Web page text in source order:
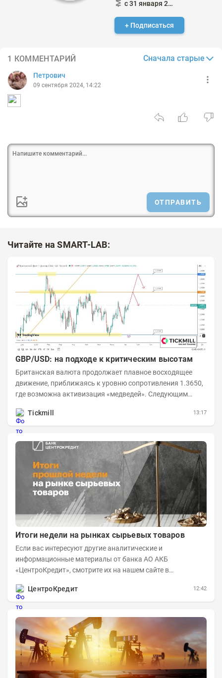
с 31 января 2015
+ Подписаться
1 КОММЕНТАРИЙ Сначала старые
Петрович
09 сентября 2024, 14:22
ОТПРАВИТЬ
Читайте на SMART-LAB:
GBP/USD: на подходе к критическим высотам
Британская валюта продолжает плавное восходящее
движение, приближаясь к уровню сопротивления 1.3650,
где возможна активизация «медведей». Следующим
Tickmill
13:17
Итоги недели на рынках сырьевых товаров
Если вас интересуют другие аналитические и
информационные материалы от банка АО АКБ
«ЦентроКредит», смотрите их на нашем сайте в
ЦентроКредит
12:42